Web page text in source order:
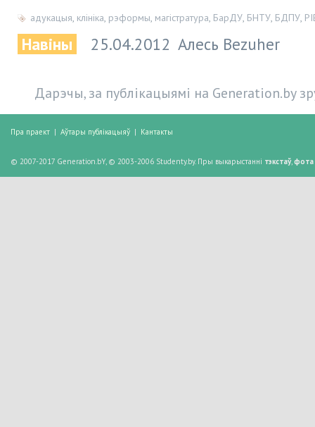
адукацыя, клініка, рэформы, магістратура, БарДУ, БНТУ, БДПУ,
Навіны 25.04.2012 Алесь Bezuher
Дарэчы, за публікацыямі на Generation.by
Пра праект | Аўтары публікацыяў | Кантакты
© 2007-2017 Generation.bY, © 2003-2006 Studenty.by. Пры выкарыстанні тэкстаў,фота